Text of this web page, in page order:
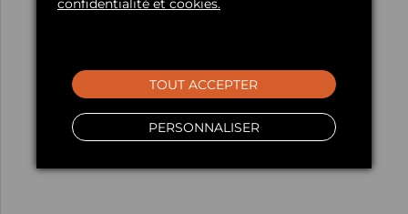
confidentialité et cookies.
PERSONNALISER
TOUT ACCEPTER